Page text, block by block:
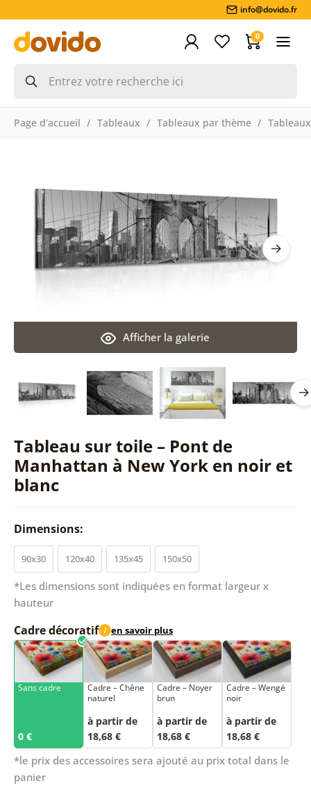
info@dovido.fr
0
Page d’accueil Tableaux Tableaux par thème
Tableau sur toile – Pont de
Manhattan à New York en noir et
blanc
Afficher la galerie
Dimensions:
90x30 120x40 135x45 150x50
*Les dimensions sont indiquées en format largeur x
hauteur
Cadre décoratif i en savoir plus
Sans cadre
0 €
Cadre – Chêne
naturel
à partir de
18,68 €
Cadre – Noyer
brun
à partir de
18,68 €
Cadre – Wengé
noir
à partir de
18,68 €
*le prix des accessoires sera ajouté au prix total dans le
panier